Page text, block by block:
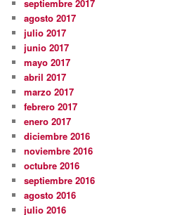
septiembre 2017
agosto 2017
julio 2017
junio 2017
mayo 2017
abril 2017
marzo 2017
febrero 2017
enero 2017
diciembre 2016
noviembre 2016
octubre 2016
septiembre 2016
agosto 2016
julio 2016